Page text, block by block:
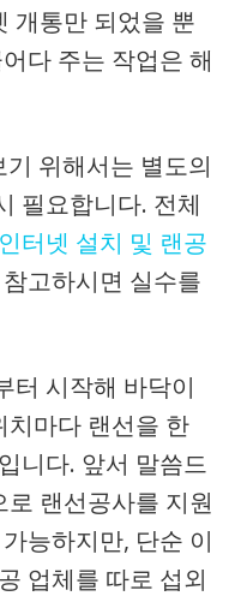
개통만 되었을 뿐
다 주는 작업은 해
위해서는 별도의
필요합니다. 전체
터넷 설치 및 랜공
고하시면 실수를
터 시작해 바닥이
치마다 랜선을 한
니다. 앞서 말씀드
랜선공사를 지원
능하지만, 단순 이
업체를 따로 섭외